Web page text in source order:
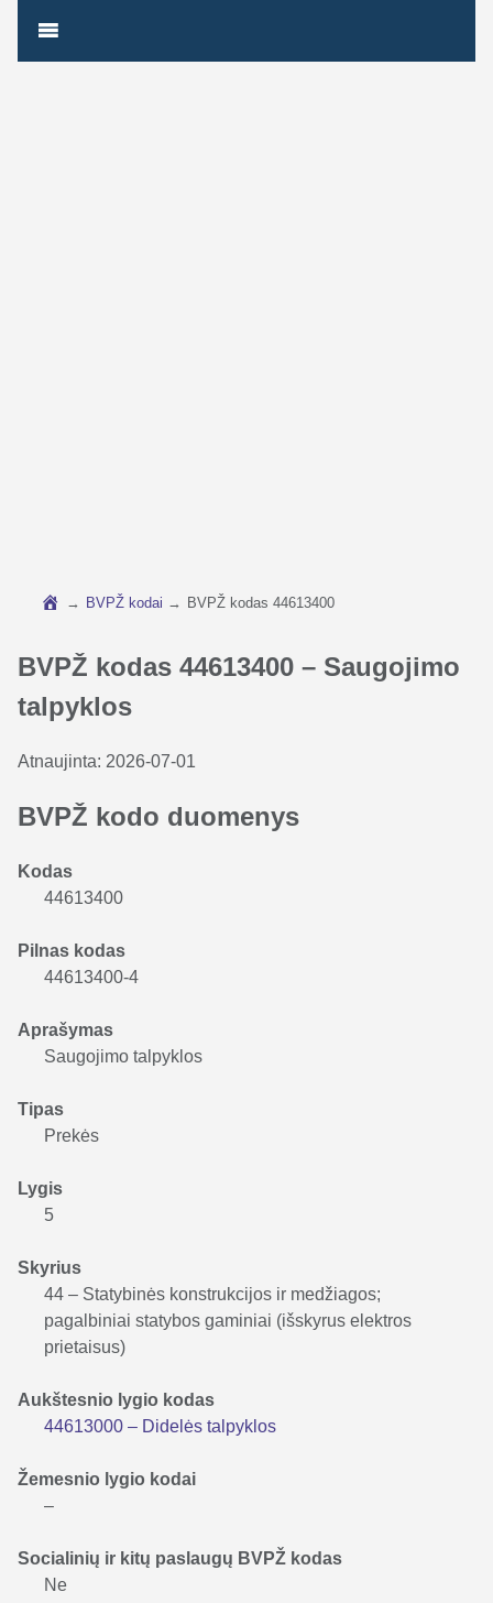
→ BVPŽ kodai → BVPŽ kodas 44613400
BVPŽ kodas 44613400 – Saugojimo
talpyklos
Atnaujinta: 2026-07-01
BVPŽ kodo duomenys
Kodas
44613400
Pilnas kodas
44613400-4
Aprašymas
Saugojimo talpyklos
Tipas
Prekės
Lygis
5
Skyrius
44 – Statybinės konstrukcijos ir medžiagos;
pagalbiniai statybos gaminiai (išskyrus elektros
prietaisus)
Aukštesnio lygio kodas
44613000 – Didelės talpyklos
Žemesnio lygio kodai
–
Socialinių ir kitų paslaugų BVPŽ kodas
Ne